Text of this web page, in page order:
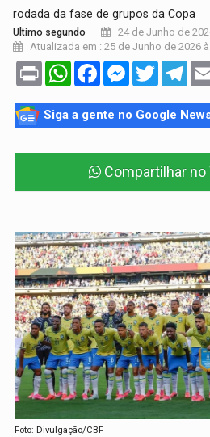
rodada da fase de grupos da Copa
Ultimo segundo
24 de Junho de
Atualizada em : 25 de Junho de 2026
Print WhatsAppFacebookMessenger
Twitter
Siga a gente no Google
Compartilhar no
Foto: Divulgação/CBF